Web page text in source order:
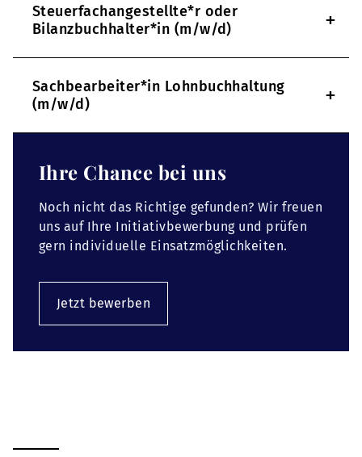
Steuerfachangestellte*r oder
Bilanzbuchhalter*in (m/w/d)
+
Sachbearbeiter*in Lohnbuchhaltung
(m/w/d)
+
Ihre Chance bei uns
Noch nicht das Richtige gefunden? Wir freuen
uns auf Ihre Initiativbewerbung und prüfen
gern individuelle Einsatzmöglichkeiten.
Jetzt bewerben